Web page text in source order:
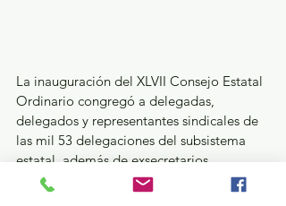
La inauguración del XLVII Consejo Estatal
Ordinario congregó a delegadas,
delegados y representantes sindicales de
las mil 53 delegaciones del subsistema
estatal, además de exsecretarios
generales, autoridades educativas y